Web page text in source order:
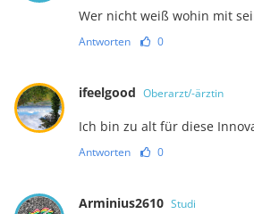
Wer nicht weiß wohin mit
Antworten 0
ifeelgood Oberarzt/-ärztin
Ich bin zu alt für diese
Antworten 0
Arminius2610 Studi